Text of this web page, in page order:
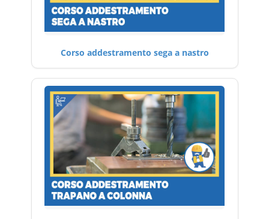
Corso addestramento sega a nastro